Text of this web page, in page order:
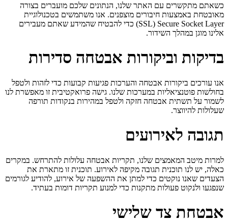
כשאתם מתקשרים עם האתר שלנו, הנתונים שלכם מועברים בצורה
מאובטחת באמצעות חיבורים מוצפנים. אנו משתמשים בטכנולוגיית
Secure Socket Layer (‏SSL) כדי להבטיח שהמידע שאתם מעבירים
אלינו מוגן במהלך השידור.
בדיקות וביקורות אבטחה סדירות
אנו עורכים ביקורות אבטחה והערכות פגיעות קבועות כדי לזהות ולטפל
בחולשות פוטנציאליות במערכות שלנו. גישה פרואקטיבית זו מאפשרת לנו
לשמור על תשתית אבטחה חזקה ולטפל במהירות בנקודות תורפה
שעלולות להיווצר.
תגובה לאירועים
למרות מיטב המאמצים שלנו, תקריות אבטחה עלולות להתרחש. במקרים
כאלה, יש לנו תוכנית תגובה מקיפה לאירוע. תוכנית זו מתארת את
הצעדים שאנו נוקטים כדי למתן את ההשפעה של אירוע, להודיע לגורמים
שנפגעו ולנקוט פעולות מתקנות כדי למנוע תקריות דומות בעתיד.
אבטחת צד שלישי